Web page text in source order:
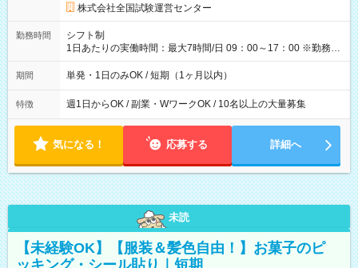
円の場合あり ・国家試験 7:00～13:30（休憩なし） 時給1,300
円（役割手当＋100円）×6時間＝日収8,400円＋交通費 【試用期
間】試用期間なし
株式会社全国試験運営センター
勤務時間
シフト制
1日あたりの実働時間：最大7時間/日 09：00～17：00 ※勤務時
間は 試験により異なります。
期間 単発・1日のみOK / 短期（1ヶ月以内）
特徴 週1日からOK / 副業・WワークOK / 10名以上の大量募集
気になる！ 応募する 詳細へ
未読
【未経験OK】【服装＆髪色自由！】お菓子のピ
ッキング・シール貼り｜短期